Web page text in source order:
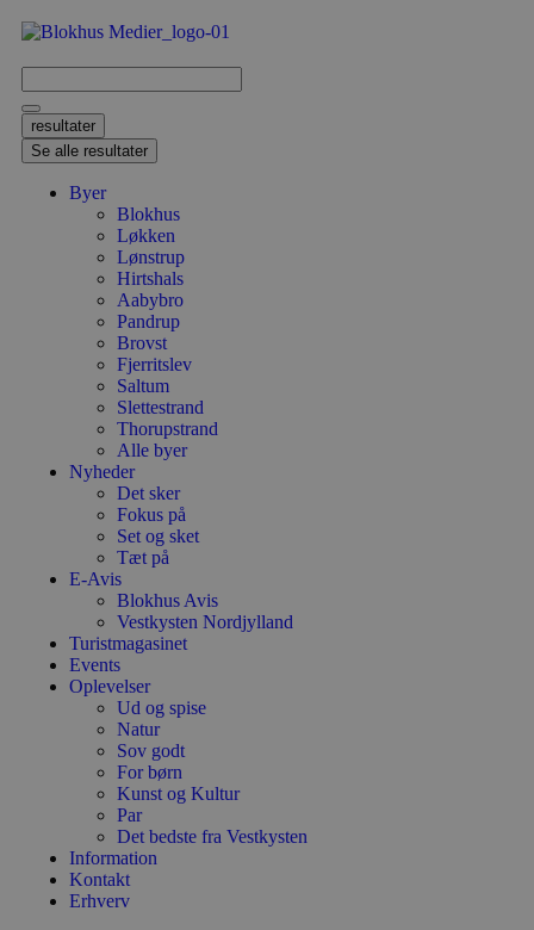
resultater
Se alle resultater
Byer
Blokhus
Løkken
Lønstrup
Hirtshals
Aabybro
Pandrup
Brovst
Fjerritslev
Saltum
Slettestrand
Thorupstrand
Alle byer
Nyheder
Det sker
Fokus på
Set og sket
Tæt på
E-Avis
Blokhus Avis
Vestkysten Nordjylland
Turistmagasinet
Events
Oplevelser
Ud og spise
Natur
Sov godt
For børn
Kunst og Kultur
Par
Det bedste fra Vestkysten
Information
Kontakt
Erhverv